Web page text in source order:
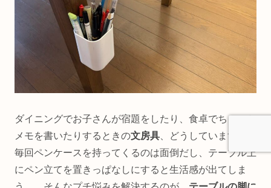
ダイニングでお子さんが宿題をしたり、食卓でちょっと
メモを書いたりするときの文房具 、どうしていますか？
毎回ペンケースを持ってくるのは面倒だし、テーブル上
にペン立てを置きっぱなしにすると生活感が出てしま